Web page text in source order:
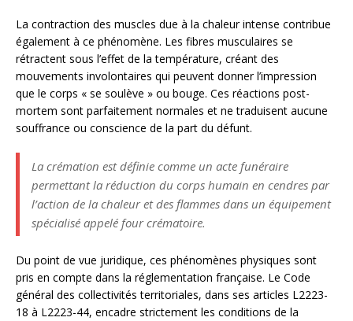
La contraction des muscles due à la chaleur intense contribue
également à ce phénomène. Les fibres musculaires se
rétractent sous l’effet de la température, créant des
mouvements involontaires qui peuvent donner l’impression
que le corps « se soulève » ou bouge. Ces réactions post-
mortem sont parfaitement normales et ne traduisent aucune
souffrance ou conscience de la part du défunt.
La crémation est définie comme un acte funéraire
permettant la réduction du corps humain en cendres par
l’action de la chaleur et des flammes dans un équipement
spécialisé appelé four crématoire.
Du point de vue juridique, ces phénomènes physiques sont
pris en compte dans la réglementation française. Le Code
général des collectivités territoriales, dans ses articles L2223-
18 à L2223-44, encadre strictement les conditions de la